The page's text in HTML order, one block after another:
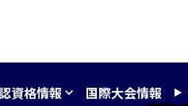
資格情報 国際大会情報